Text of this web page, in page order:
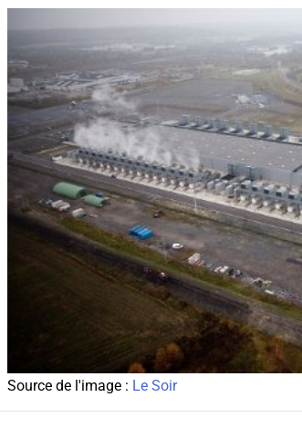
Source de l'image : Le Soir